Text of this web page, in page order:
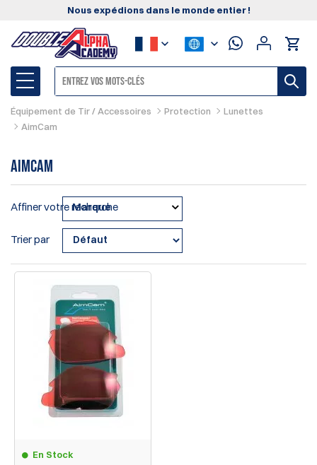
Nous expédions dans le monde entier !
Équipement de Tir / Accessoires Protection
Lunettes
AimCam
AimCam
Affiner votre recherche
Marque
Trier par
En Stock